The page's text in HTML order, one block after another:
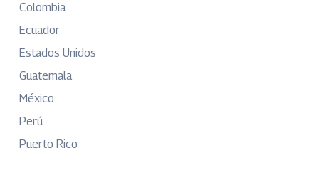
Colombia
Ecuador
Estados Unidos
Guatemala
México
Perú
Puerto Rico